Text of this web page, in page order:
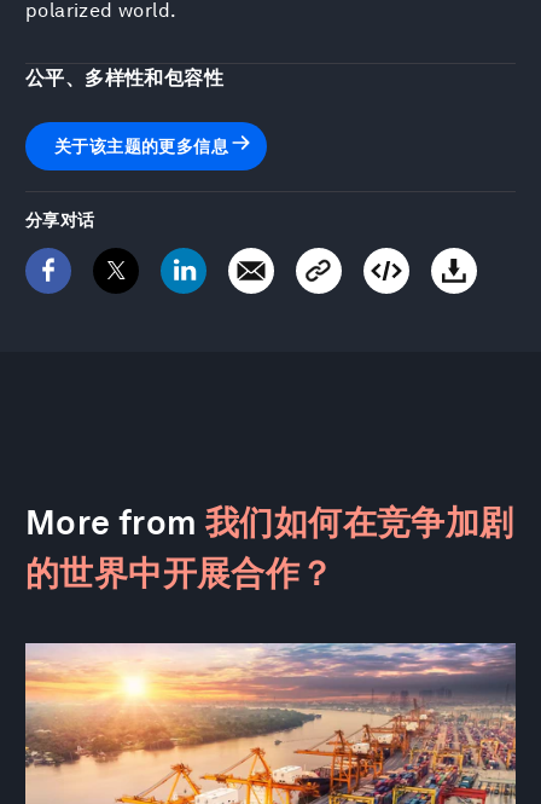
polarized world.
公平、多样性和包容性
关于该主题的更多信息
分享对话
More from 我们如何在竞争加剧
的世界中开展合作？